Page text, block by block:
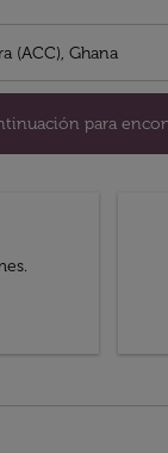
para